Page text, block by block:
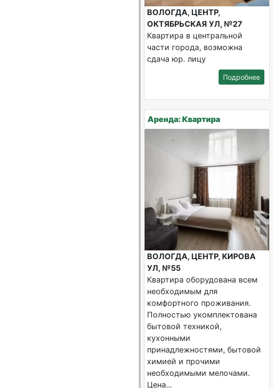
ВОЛОГДА, ЦЕНТР,
ОКТЯБРЬСКАЯ УЛ, №27
Квартира в центральной
части города, возможна
сдача юр. лицу
Подробнее
Аренда: Квартира
ВОЛОГДА, ЦЕНТР, КИРОВА
УЛ, №55
Квартира оборудована всем
необходимым для
комфортного проживания.
Полностью укомплектована
бытовой техникой,
кухонными
принадлежностями, бытовой
химией и прочими
необходимыми мелочами.
Цена...